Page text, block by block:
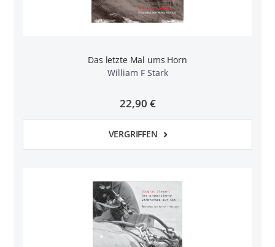
Das letzte Mal ums Horn
William F Stark
22,90 €
VERGRIFFEN